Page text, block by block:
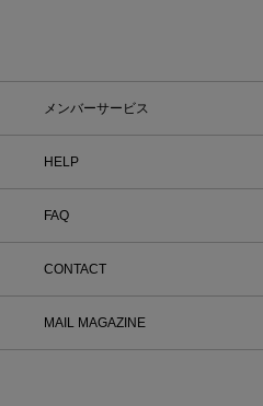
メンバーサービス
HELP
FAQ
CONTACT
MAIL MAGAZINE